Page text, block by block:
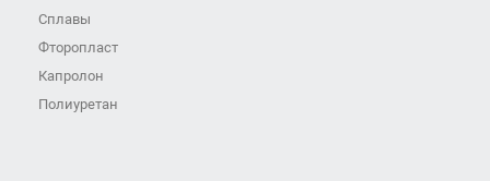
Сплавы
Фторопласт
Капролон
Полиуретан